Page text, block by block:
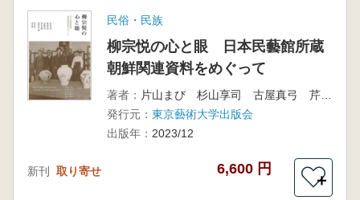
民俗・民族
柳宗悦の心と眼 日本民藝館所蔵
朝鮮関連資料をめぐって
著者：
片山まび 杉山享司 古屋真弓 芹生春菜 田代裕一朗 編著 韓国語翻訳 李芝賢
発行元： 東京藝術大学出版会
出版年： 2023/12
新刊 取り寄せ 6,600 円
＋